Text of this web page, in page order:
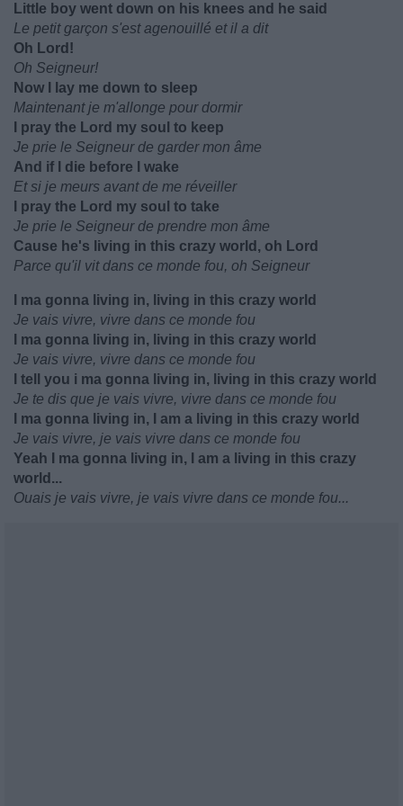
Little boy went down on his knees and he said
Le petit garçon s'est agenouillé et il a dit
Oh Lord!
Oh Seigneur!
Now I lay me down to sleep
Maintenant je m'allonge pour dormir
I pray the Lord my soul to keep
Je prie le Seigneur de garder mon âme
And if I die before I wake
Et si je meurs avant de me réveiller
I pray the Lord my soul to take
Je prie le Seigneur de prendre mon âme
Cause he's living in this crazy world, oh Lord
Parce qu'il vit dans ce monde fou, oh Seigneur
I ma gonna living in, living in this crazy world
Je vais vivre, vivre dans ce monde fou
I ma gonna living in, living in this crazy world
Je vais vivre, vivre dans ce monde fou
I tell you i ma gonna living in, living in this crazy world
Je te dis que je vais vivre, vivre dans ce monde fou
I ma gonna living in, I am a living in this crazy world
Je vais vivre, je vais vivre dans ce monde fou
Yeah I ma gonna living in, I am a living in this crazy
world...
Ouais je vais vivre, je vais vivre dans ce monde fou...